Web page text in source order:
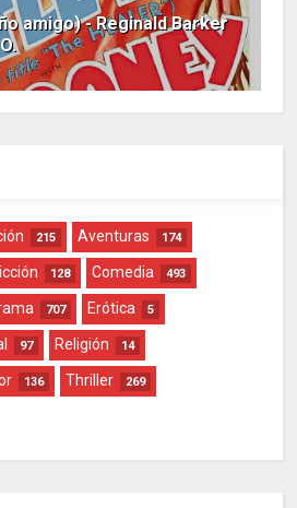
amigo) - Reginald Barker
215 Aventuras 174
128 Comedia 493
707 Erótica 5
97 Religión 14
136 Thriller 269